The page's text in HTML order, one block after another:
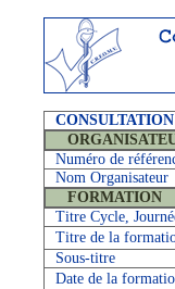
Numéro de
Nom Organisateur
FORMATION
Titre Cycle,
Titre de la
Sous-titre
Date de la